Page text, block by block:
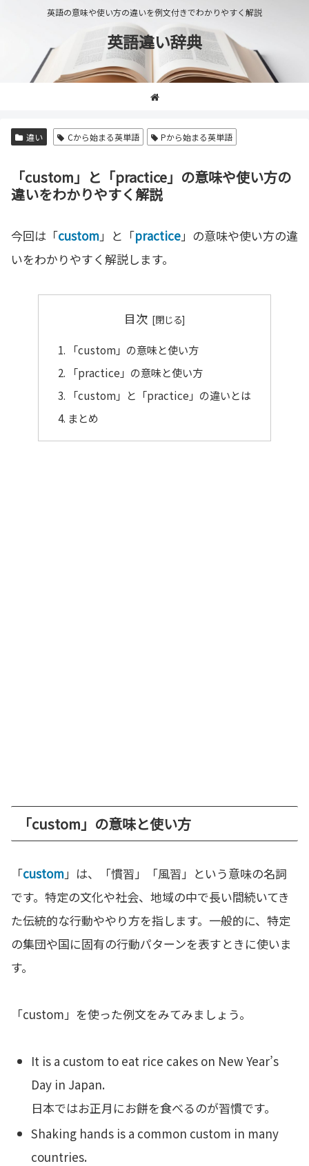
英語の意味や使い方の違いを例文付きでわかりやすく解説
英語違い辞典
違い Cから始まる英単語 Pから始まる英単語
「custom」と「practice」の意味や使い方の
違いをわかりやすく解説
今回は「custom」と「practice」の意味や使い方の違
いをわかりやすく解説します。
目次
「custom」の意味と使い方
「practice」の意味と使い方
「custom」と「practice」の違いとは
まとめ
「custom」の意味と使い方
「custom」は、「慣習」「風習」という意味の名詞
です。特定の文化や社会、地域の中で長い間続いてき
た伝統的な行動ややり方を指します。一般的に、特定
の集団や国に固有の行動パターンを表すときに使いま
す。
「custom」を使った例文をみてみましょう。
It is a custom to eat rice cakes on New Year’s
Day in Japan.
日本ではお正月にお餅を食べるのが習慣です。
Shaking hands is a common custom in many
countries.